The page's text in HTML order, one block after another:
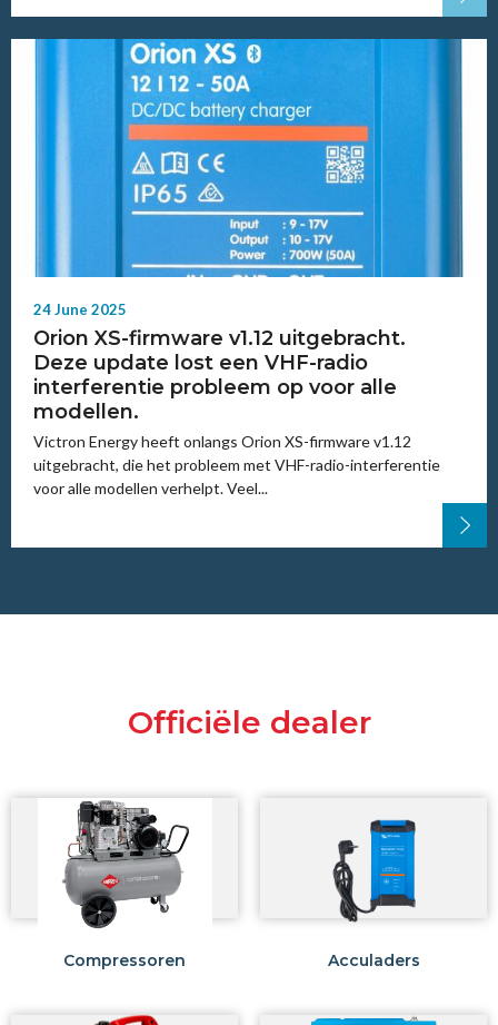
24 June 2025
Orion XS-firmware v1.12 uitgebracht.
Deze update lost een VHF-radio
interferentie probleem op voor alle
modellen.
Victron Energy heeft onlangs Orion XS-firmware v1.12
uitgebracht, die het probleem met VHF-radio-interferentie
voor alle modellen verhelpt. Veel...
Officiële dealer
Compressoren Acculaders